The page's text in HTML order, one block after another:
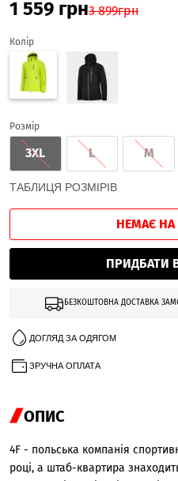
1 559 грн3 899грн
Колір
Розмір
3XL L M
ТАБЛИЦЯ РОЗМІРІВ
НЕМАЄ НА
ПРИДБАТИ
БЕЗКОШТОВНА ДОСТАВКА
ДОГЛЯД ЗА ОДЯГОМ
ЗРУЧНА ОПЛАТА
ОПИС
4F - польська компанія
році, а штаб-квартира